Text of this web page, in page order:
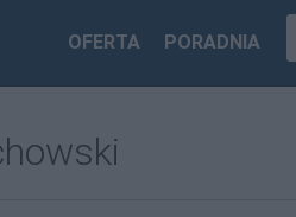
OFERTA PORADNIA